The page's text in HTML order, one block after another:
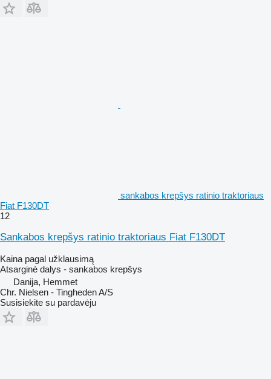
sankabos krepšys ratinio traktoriaus
Fiat F130DT
12
Sankabos krepšys ratinio traktoriaus Fiat F130DT
Kaina pagal užklausimą
Atsarginė dalys - sankabos krepšys
Danija, Hemmet
Chr. Nielsen - Tingheden A/S
Susisiekite su pardavėju